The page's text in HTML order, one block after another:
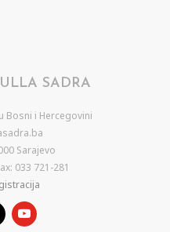
SADRA
Bosni i Hercegovini
Sarajevo
033 721-281